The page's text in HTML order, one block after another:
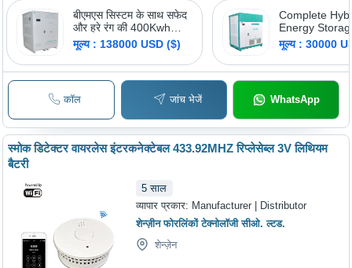
बीएमएस सिस्टम के साथ सफेद
और हरे रंग की 400Kwh
Lifepo4 लिथियम आयन बैटरी
मूल्य : 138000 USD ($)
Complete
Energy
20Kw 30Kw
100Kw
1Mw Off On
System With
And Green
मूल्य : 30000
कॉल जांच भेजें WhatsApp
स्मोक डिटेक्टर वायरलेस इंटरकनेक्टेबल 433.92MHZ रिप्लेसेब्ल 3V लिथियम
बैटरी
5 साल
व्यापार प्रकार: Manufacturer | Distributor
शेन्ज़ीन फोरलिंकों टेक्नोलॉजी सीओ. ल्टड.
शेन्ज़ेन